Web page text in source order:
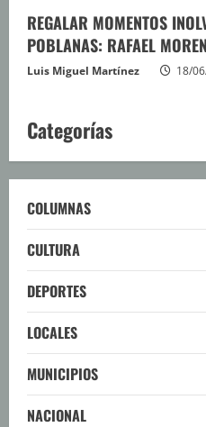
REGALAR MOMENTOS
POBLANAS: RAFAEL
Luis Miguel Martínez 18/
Categorías
COLUMNAS
CULTURA
DEPORTES
LOCALES
MUNICIPIOS
NACIONAL